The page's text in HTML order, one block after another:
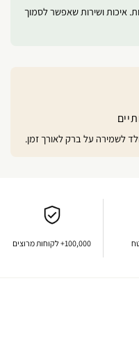
איכות ושירות שאפשר לסמוך
100,000+ לקוחות מרוצים